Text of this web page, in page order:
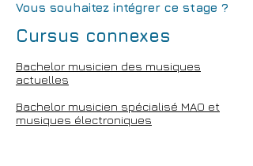
Vous souhaitez intégrer ce stage ?
Cursus connexes
Bachelor musicien des musiques
actuelles
Bachelor musicien spécialisé MAO et
musiques électroniques